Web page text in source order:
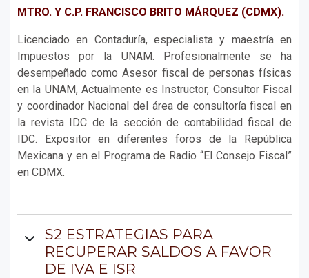
MTRO. Y C.P. FRANCISCO BRITO MÁRQUEZ (CDMX).
Licenciado en Contaduría, especialista y maestría en
Impuestos por la UNAM. Profesionalmente se ha
desempeñado como Asesor fiscal de personas físicas
en la UNAM, Actualmente es Instructor, Consultor Fiscal
y coordinador Nacional del área de consultoría fiscal en
la revista IDC de la sección de contabilidad fiscal de
IDC. Expositor en diferentes foros de la República
Mexicana y en el Programa de Radio “El Consejo Fiscal”
en CDMX.
S2 ESTRATEGIAS PARA
RECUPERAR SALDOS A FAVOR
DE IVA E ISR